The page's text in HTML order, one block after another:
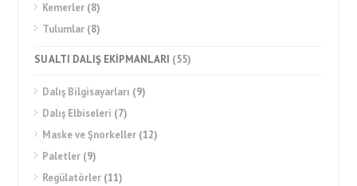
Kemerler (8)
Tulumlar (8)
SU ALTI DALIŞ EKİPMANLARI (55)
Dalış Bilgisayarları (9)
Dalış Elbiseleri (7)
Maske ve Şnorkeller (12)
Paletler (9)
Regülatörler (11)